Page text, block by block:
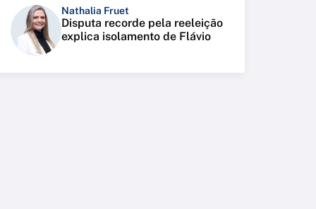
Nathalia Fruet
Disputa recorde pela reeleição
explica isolamento de Flávio